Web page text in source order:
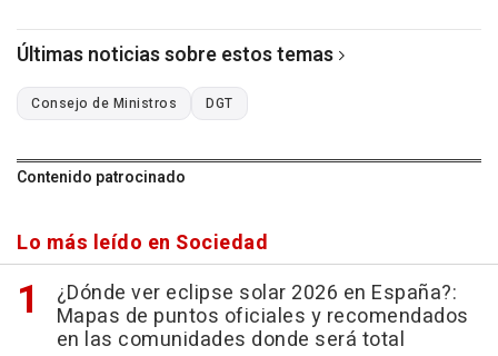
Últimas noticias sobre estos temas
Consejo de Ministros DGT
Contenido patrocinado
Lo más leído en Sociedad
¿Dónde ver eclipse solar 2026 en España?:
Mapas de puntos oficiales y recomendados
en las comunidades donde será total